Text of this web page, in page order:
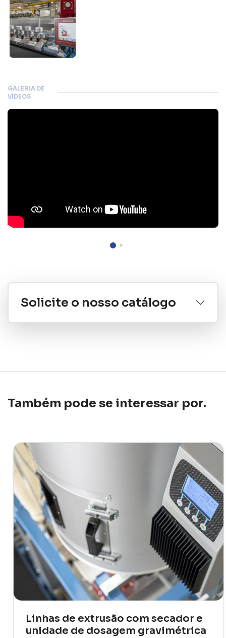
GALERIA DE
VÍDEOS
Solicite o nosso catálogo
Também pode se interessar por.
Linhas de extrusão com secador e
unidade de dosagem gravimétrica